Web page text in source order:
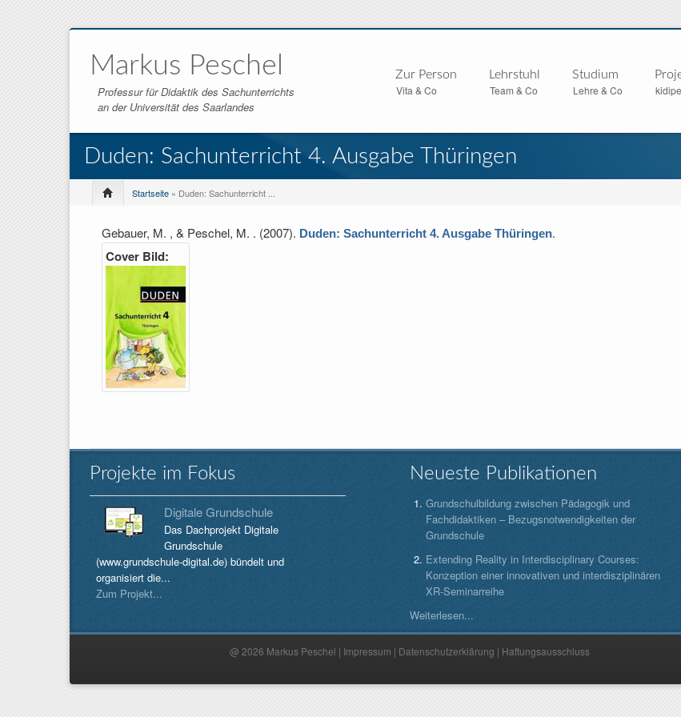
Markus Peschel
Professur für Didaktik des Sachunterrichts
an der Universität des Saarlandes
Zur Person
Vita & Co
Lehrstuhl
Team & Co
Studium
Lehre & Co
Duden: Sachunterricht 4. Ausgabe Thüringen
Startseite » Duden: Sachunterricht ...
Gebauer, M. , & Peschel, M. . (2007). Duden: Sachunterricht 4. Ausgabe Thüringen.
Cover Bild:
Projekte im Fokus
Digitale Grundschule
Das Dachprojekt Digitale
Grundschule
(www.grundschule-digital.de) bündelt und
organisiert die...
Zum Projekt...
Neueste Publikationen
Grundschulbildung zwischen Pädagogik und
Fachdidaktiken – Bezugsnotwendigkeiten der
Grundschule
Extending Reality in Interdisciplinary Courses:
Konzeption einer innovativen und interdisziplinären
XR-Seminarreihe
Weiterlesen...
@ 2026 Markus Peschel | Impressum | Datenschutzerklärung | Haftungsausschluss